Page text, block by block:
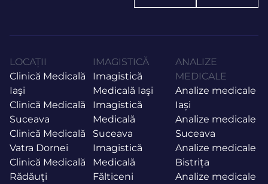
LOCAȚII
Clinică Medicală
Iaşi
Clinică Medicală
Suceava
Clinică Medicală
Vatra Dornei
Clinică Medicală
Rădăuţi
IMAGISTICĂ
Imagistică
Medicală Iaşi
Imagistică
Medicală
Suceava
Imagistică
Medicală
Fălticeni
ANALIZE
MEDICALE
Analize medicale
Iași
Analize medicale
Suceava
Analize medicale
Bistrița
Analize medicale